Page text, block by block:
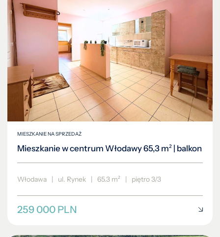
MIESZKANIE NA SPRZEDAŻ
Mieszkanie w centrum Włodawy 65,3 m² | balkon
Włodawa | ul. Rynek | 65.3 m² | piętro 3/3
259 000 PLN